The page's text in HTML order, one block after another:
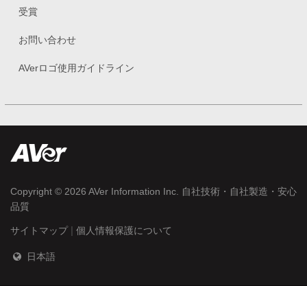
受賞
お問い合わせ
AVerロゴ使用ガイドライン
Copyright © 2026 AVer Information Inc.
自社技術・自社製造・安心
品質
サイトマップ| 個人情報保護について
日本語